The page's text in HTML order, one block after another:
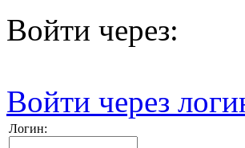
Войти через:
Войти через
Логин: